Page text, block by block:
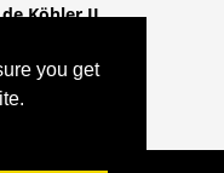
you get
Köhler II